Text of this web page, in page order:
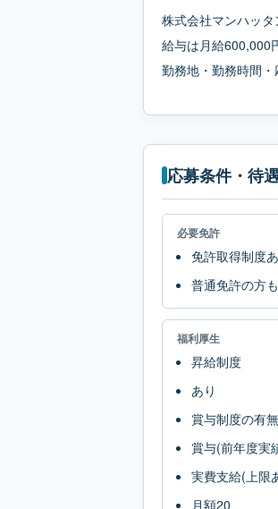
株式会社マンハッタ
給与は月給600,000
勤務地・勤務時間・
応募条件・待
必要免許
免許取得制度
普通免許の方
福利厚生
昇給制度
あり
賞与制度の有無
賞与(前年度実
実費支給(上限
月額20